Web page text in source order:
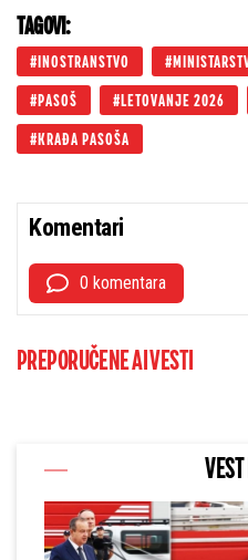
TAGOVI:
INOSTRANSTVO
PASOŠ LETOVANJE 2026
KRAĐA PASOŠA
Komentari
0 komentara
PREPORUČENE AI VESTI